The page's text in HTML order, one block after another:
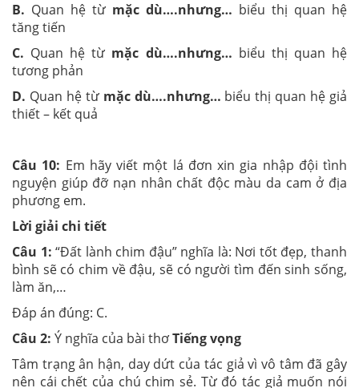
B. Quan hệ từ mặc dù….nhưng… biểu thị quan hệ
tăng tiến
C. Quan hệ từ mặc dù….nhưng… biểu thị quan hệ
tương phản
D. Quan hệ từ mặc dù….nhưng… biểu thị quan hệ giả
thiết – kết quả
Câu 10: Em hãy viết một lá đơn xin gia nhập đội tình
nguyện giúp đỡ nạn nhân chất độc màu da cam ở địa
phương em.
Lời giải chi tiết
Câu 1:“Đất lành chim đậu” nghĩa là: Nơi tốt đẹp, thanh
bình sẽ có chim về đậu, sẽ có người tìm đến sinh sống,
làm ăn,…
Đáp án đúng: C.
Câu 2: Ý nghĩa của bài thơTiếng vọng
Tâm trạng ân hận, day dứt của tác giả vì vô tâm đã gây
nên cái chết của chú chim sẻ. Từ đó tác giả muốn nói